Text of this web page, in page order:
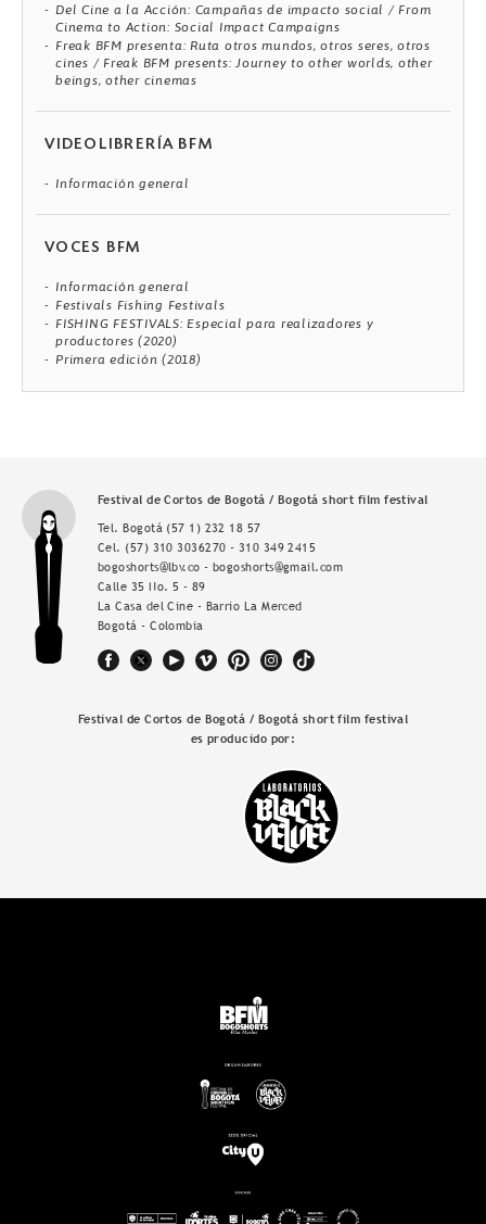
Del Cine a la Acción: Campañas de impacto social / From
Cinema to Action: Social Impact Campaigns
Freak BFM presenta: Ruta otros mundos, otros seres, otros
cines / Freak BFM presents: Journey to other worlds, other
beings, other cinemas
VIDEOLIBRERÍA BFM
Información general
VOCES BFM
Información general
Festivals Fishing Festivals
FISHING FESTIVALS: Especial para realizadores y
productores (2020)
Primera edición (2018)
Festival de Cortos de Bogotá / Bogotá short film festival
Tel. Bogotá (57 1) 232 18 57
Cel. (57) 310 3036270 - 310 349 2415
bogoshorts@lbv.co - bogoshorts@gmail.com
Calle 35 No. 5 - 89
La Casa del Cine - Barrio La Merced
Bogotá - Colombia
Festival de Cortos de Bogotá / Bogotá short film festival
es producido por: